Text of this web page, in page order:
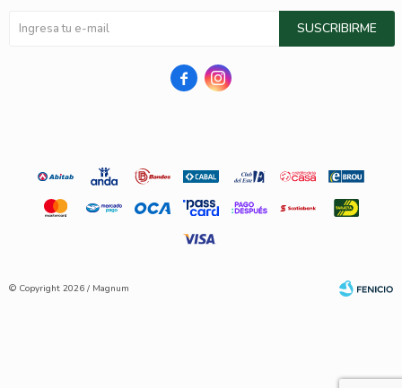
SUSCRIBIRME
 
© Copyright 2026 / Magnum